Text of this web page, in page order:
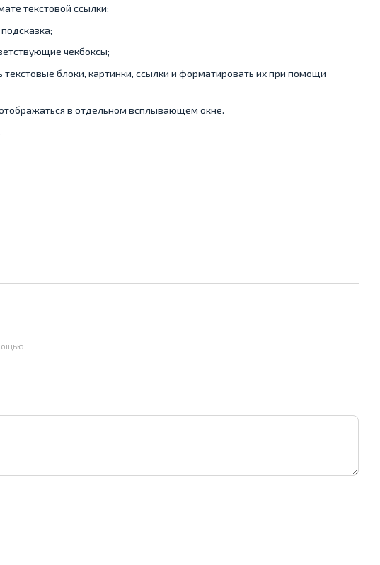
текстовой ссылки;
чекбоксы;
блоки, картинки, ссылки и форматировать их при помощи
в отдельном всплывающем окне.